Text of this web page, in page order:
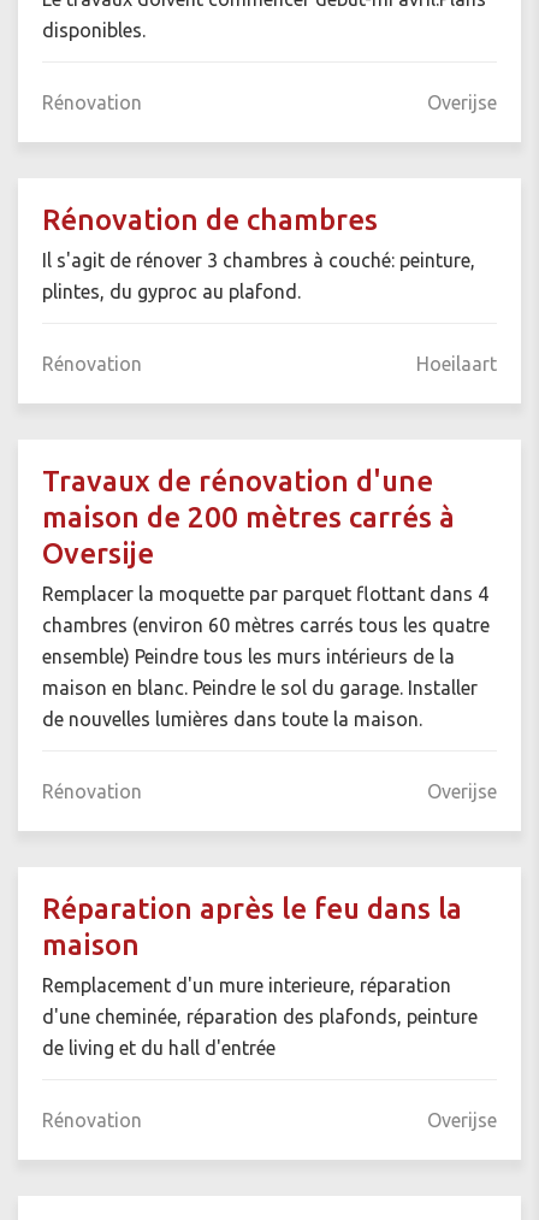
disponibles.
Rénovation Overijse
Rénovation de chambres
Il s'agit de rénover 3 chambres à couché: peinture,
plintes, du gyproc au plafond.
Rénovation Hoeilaart
Travaux de rénovation d'une
maison de 200 mètres carrés à
Oversije
Remplacer la moquette par parquet flottant dans 4
chambres (environ 60 mètres carrés tous les quatre
ensemble) Peindre tous les murs intérieurs de la
maison en blanc. Peindre le sol du garage. Installer
de nouvelles lumières dans toute la maison.
Rénovation Overijse
Réparation après le feu dans la
maison
Remplacement d'un mure interieure, réparation
d'une cheminée, réparation des plafonds, peinture
de living et du hall d'entrée
Rénovation Overijse